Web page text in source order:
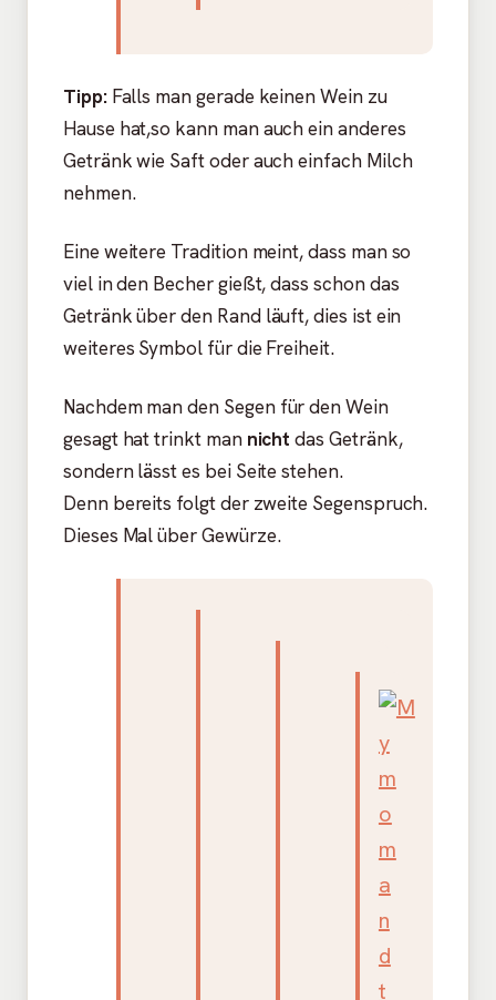
Tipp:Falls man gerade keinen Wein zu
Hause hat,so kann man auch ein anderes
Getränk wie Saft oder auch einfach Milch
nehmen.
Eine weitere Tradition meint, dass man so
viel in den Becher gießt, dass schon das
Getränk über den Rand läuft, dies ist ein
weiteres Symbol für die Freiheit.
Nachdem man den Segen für den Wein
gesagt hat trinkt man nichtdas Getränk,
sondern lässt es bei Seite stehen.
Denn bereits folgt der zweite Segenspruch.
Dieses Mal über Gewürze.